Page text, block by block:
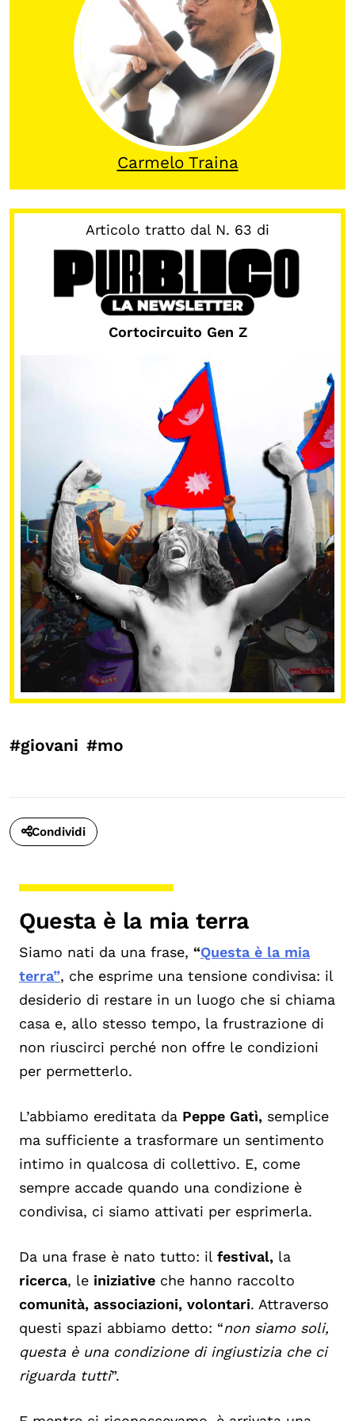
OLTRE LA SCUOLA
Attività per bambine e bambini
Programmi per le scuole
Classici del Pensiero Politico
Master e Executive Program
Carmelo Traina
Articolo tratto dal N. 63 di
Cortocircuito Gen Z
#giovani #mo
Condividi
Questa è la mia terra
Siamo nati da una frase, “Questa è la mia
terra”, che esprime una tensione condivisa: il
desiderio di restare in un luogo che si chiama
casa e, allo stesso tempo, la frustrazione di
non riuscirci perché non offre le condizioni
per permetterlo.
L’abbiamo ereditata da Peppe Gatì, semplice
ma sufficiente a trasformare un sentimento
intimo in qualcosa di collettivo. E, come
sempre accade quando una condizione è
condivisa, ci siamo attivati per esprimerla.
Da una frase è nato tutto: il festival, la
ricerca, le iniziative che hanno raccolto
comunità, associazioni, volontari. Attraverso
questi spazi abbiamo detto: “non siamo soli,
questa è una condizione di ingiustizia che ci
riguarda tutti”.